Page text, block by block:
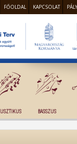
FŐOLDAL KAPCSOLAT
BASSZUS